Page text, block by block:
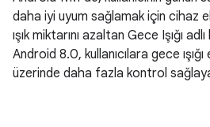
daha iyi uyum sağlamak için cihaz
ışık miktarını azaltan Gece Işığı
Android 8.0, kullanıcılara gece
üzerinde daha fazla kontrol